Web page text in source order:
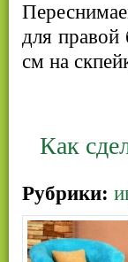
для правой
см на
Как
Рубрики: